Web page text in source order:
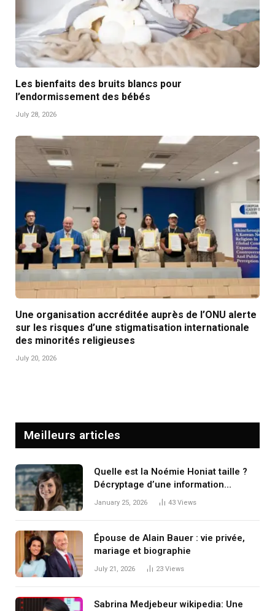
Les bienfaits des bruits blancs pour
l’endormissement des bébés
July 28, 2026
Une organisation accréditée auprès de l’ONU alerte
sur les risques d’une stigmatisation internationale
des minorités religieuses
July 20, 2026
Meilleurs articles
Quelle est la Noémie Honiat taille ?
Décryptage d’une information
courante sur la star des Marseillais
January 25, 2026 43 Views
Épouse de Alain Bauer : vie privée,
mariage et biographie
July 21, 2026 23 Views
Sabrina Medjebeur wikipedia: Une